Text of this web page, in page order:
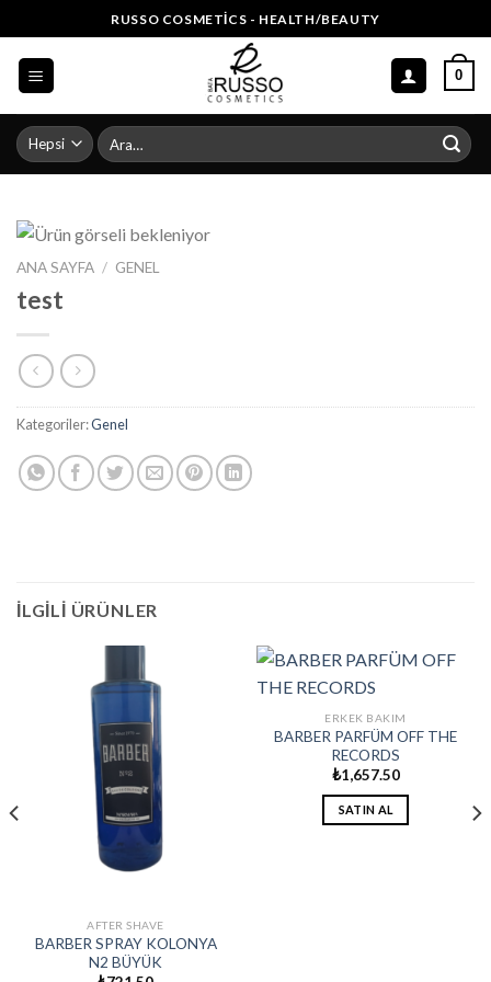
to
content
RUSSO COSMETICS - HEALTH/BEAUTY
0
Ara:
ANA SAYFA / GENEL
test
Kategoriler:Genel
İLGILI ÜRÜNLER
AFTER SHAVE
BARBER SPRAY KOLONYA
N2 BÜYÜK
ERKEK BAKIM
BARBER PARFÜM OFF THE
RECORDS
₺1,657.50
SATIN AL